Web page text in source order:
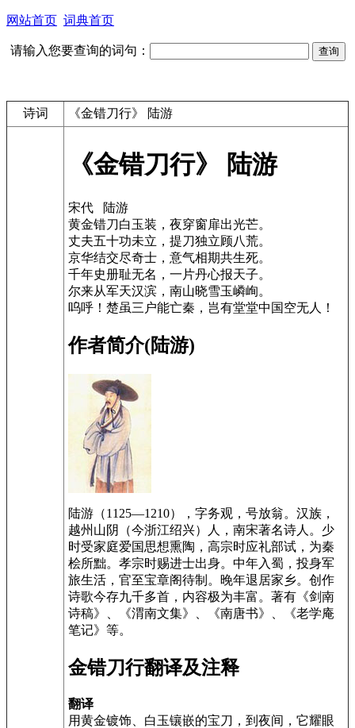
网站首页 词典首页
请输入您要查询的词句：
诗词 《金错刀行》 陆游
《金错刀行》 陆游
宋代 陆游
黄金错刀白玉装，夜穿窗扉出光芒。
丈夫五十功未立，提刀独立顾八荒。
京华结交尽奇士，意气相期共生死。
千年史册耻无名，一片丹心报天子。
尔来从军天汉滨，南山晓雪玉嶙峋。
呜呼！楚虽三户能亡秦，岂有堂堂中国空无人！
作者简介(陆游)
陆游（1125—1210），字务观，号放翁。汉族，
越州山阴（今浙江绍兴）人，南宋著名诗人。少
时受家庭爱国思想熏陶，高宗时应礼部试，为秦
桧所黜。孝宗时赐进士出身。中年入蜀，投身军
旅生活，官至宝章阁待制。晚年退居家乡。创作
诗歌今存九千多首，内容极为丰富。著有《剑南
诗稿》、《渭南文集》、《南唐书》、《老学庵
笔记》等。
金错刀行翻译及注释
翻译
用黄金镀饰、白玉镶嵌的宝刀，到夜间，它耀眼